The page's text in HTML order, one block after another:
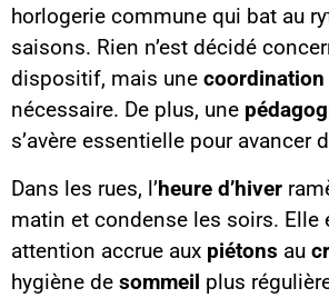
horlogerie commune qui bat au
saisons. Rien n’est décidé
dispositif, mais une coordination
nécessaire. De plus, une
s’avère essentielle pour avancer
Dans les rues, l’heure d’hiver
matin et condense les soirs. Elle
attention accrue aux piétons au
hygiène de sommeil plus